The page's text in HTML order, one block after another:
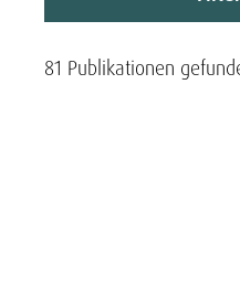
81 Publikationen